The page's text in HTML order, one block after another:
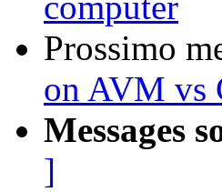
Prossimo
on AVM vs
Messages
]